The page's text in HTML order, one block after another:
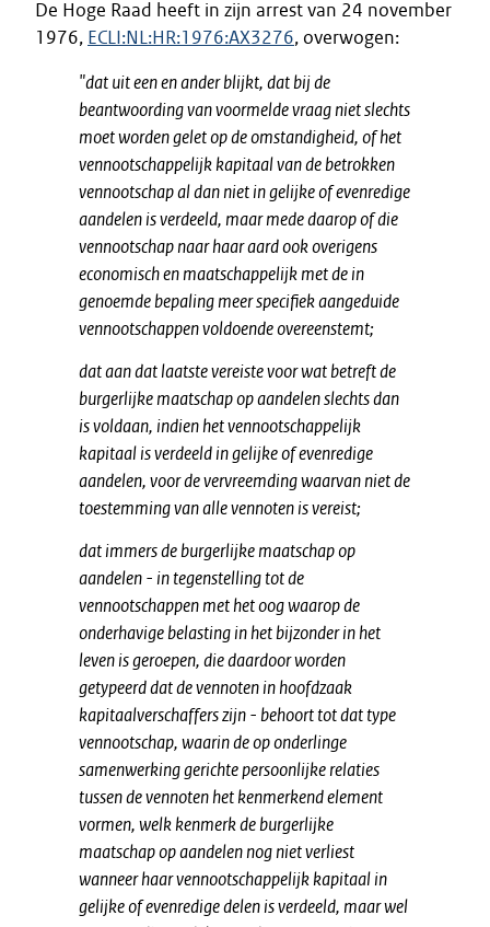
De Hoge Raad heeft in zijn arrest van 24 november
1976, ECLI:NL:HR:1976:AX3276, overwogen:
"dat uit een en ander blijkt, dat bij de
beantwoording van voormelde vraag niet slechts
moet worden gelet op de omstandigheid, of het
vennootschappelijk kapitaal van de betrokken
vennootschap al dan niet in gelijke of evenredige
aandelen is verdeeld, maar mede daarop of die
vennootschap naar haar aard ook overigens
economisch en maatschappelijk met de in
genoemde bepaling meer specifiek aangeduide
vennootschappen voldoende overeenstemt;
dat aan dat laatste vereiste voor wat betreft de
burgerlijke maatschap op aandelen slechts dan
is voldaan, indien het vennootschappelijk
kapitaal is verdeeld in gelijke of evenredige
aandelen, voor de vervreemding waarvan niet de
toestemming van alle vennoten is vereist;
dat immers de burgerlijke maatschap op
aandelen - in tegenstelling tot de
vennootschappen met het oog waarop de
onderhavige belasting in het bijzonder in het
leven is geroepen, die daardoor worden
getypeerd dat de vennoten in hoofdzaak
kapitaalverschaffers zijn - behoort tot dat type
vennootschap, waarin de op onderlinge
samenwerking gerichte persoonlijke relaties
tussen de vennoten het kenmerkend element
vormen, welk kenmerk de burgerlijke
maatschap op aandelen nog niet verliest
wanneer haar vennootschappelijk kapitaal in
gelijke of evenredige delen is verdeeld, maar wel